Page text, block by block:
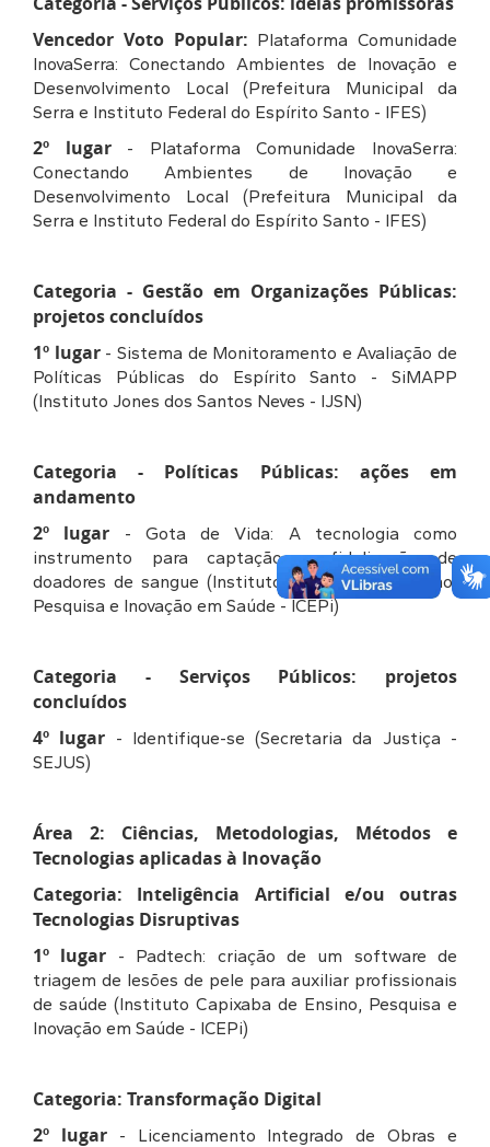
Vencedor Voto Popular: Plataforma Comunidade
InovaSerra: Conectando Ambientes de Inovação e
Desenvolvimento Local (Prefeitura Municipal da
Serra e Instituto Federal do Espírito Santo - IFES)
2º lugar
- Plataforma Comunidade InovaSerra:
Conectando Ambientes de Inovação e
Desenvolvimento Local (Prefeitura Municipal da
Serra e Instituto Federal do Espírito Santo - IFES)
Categoria - Gestão em Organizações Públicas:
projetos concluídos
1º lugar - Sistema de Monitoramento e Avaliação de
Políticas Públicas do Espírito Santo - SiMAPP
(Instituto Jones dos Santos Neves - IJSN)
Categoria - Políticas Públicas: ações em
andamento
2º lugar
- Gota de Vida: A tecnologia como
instrumento para captação e fidelização de
doadores de sangue (Instituto Capixaba de Ensino,
Pesquisa e Inovação em Saúde - ICEPi)
Categoria - Serviços Públicos: projetos
concluídos
4º lugar - Identifique-se (Secretaria da Justiça -
SEJUS)
Área 2: Ciências, Metodologias, Métodos e
Tecnologias aplicadas à Inovação
Categoria: Inteligência Artificial e/ou outras
Tecnologias Disruptivas
1º lugar
- Padtech: criação de um software de
triagem de lesões de pele para auxiliar profissionais
de saúde (Instituto Capixaba de Ensino, Pesquisa e
Inovação em Saúde - ICEPi)
Categoria: Transformação Digital
2º lugar
- Licenciamento Integrado de Obras e